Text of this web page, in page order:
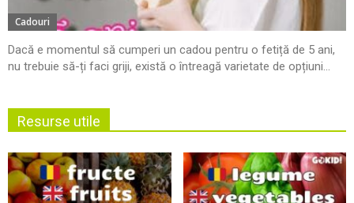
Cadouri
Dacă e momentul să cumperi un cadou pentru o fetiță de 5 ani,
nu trebuie să-ți faci griji, există o întreagă varietate de opțiuni...
Resurse utile